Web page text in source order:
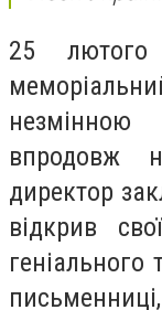
25 лютого
впродовж
директор
відкрив
геніального